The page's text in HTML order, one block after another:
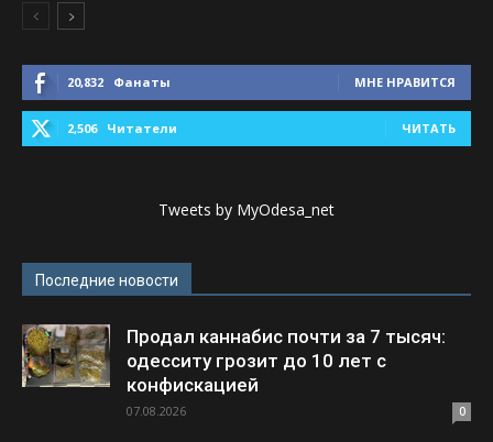
20,832 Фанаты МНЕ НРАВИТСЯ
2,506 Читатели ЧИТАТЬ
Tweets by MyOdesa_net
Последние новости
Продал каннабис почти за 7 тысяч:
одесситу грозит до 10 лет с
конфискацией
07.08.2026 0